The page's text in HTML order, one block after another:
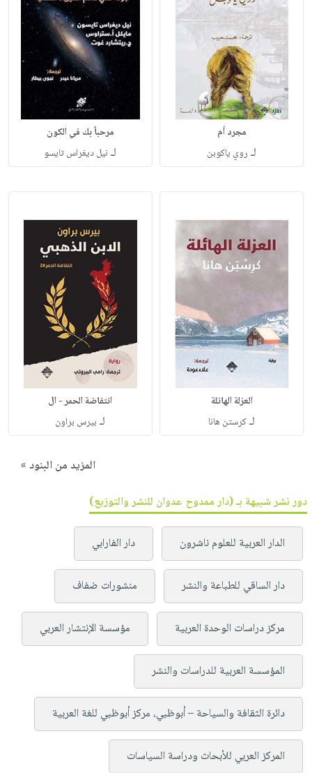
مجرد أم
لـ روي ياكوبن
مرحباً بك في الكون
لـ نيل ديغراس تايسو
العزلة الهائلة
لـكرستن هانا
انتفاضة الحمر - ال
لـ بيرس براون
المزيد من البنود »
دور نشر شبيهة بـ (دار ممدوح عدوان للنشر والتوزيع)
الدار العربية للعلوم ناشرون دار الفارابي
دار الساقي للطباعة والنشر منشورات ضفاف
مركز دراسات الوحدة العربية مؤسسة الإنتشار العربي
المؤسسة العربية للدراسات والنشر
دائرة الثقافة والسياحة – أبوظبي، مركز أبوظبي للغة العربية
المركز العربي للأبحاث ودراسة السياسات